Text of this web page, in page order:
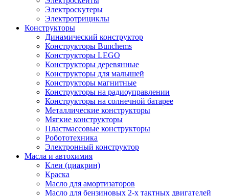
Электроскутеры
Электротрициклы
Конструкторы
Динамический конструктор
Конструкторы Bunchems
Конструкторы LEGO
Конструкторы деревянные
Конструкторы для малышей
Конструкторы магнитные
Конструкторы на радиоуправлении
Конструкторы на солнечной батарее
Металлические конструкторы
Мягкие конструкторы
Пластмассовые конструкторы
Робототехника
Электронный конструктор
Масла и автохимия
Клеи (циакрин)
Краска
Масло для амортизаторов
Масло для бензиновых 2-х тактных двигателей